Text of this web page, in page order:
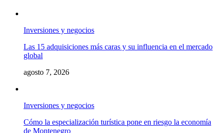
Inversiones y negocios
Las 15 adquisiciones más caras y su influencia en el mercado
global
agosto 7, 2026
Inversiones y negocios
Cómo la especialización turística pone en riesgo la economía
de Montenegro